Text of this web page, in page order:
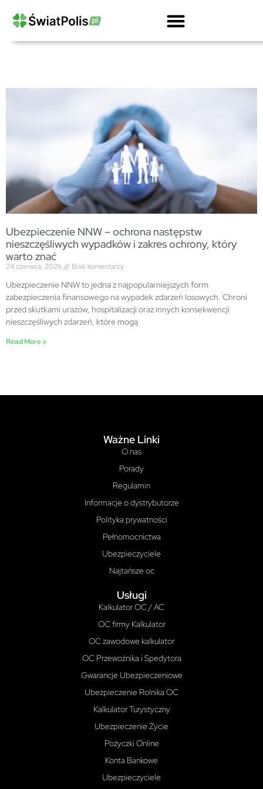
Ubezpieczenie NNW – ochrona następstw
nieszczęśliwych wypadków i zakres ochrony, który
warto znać
24 czerwca, 2026 Brak komentarzy
Ubezpieczenie NNW to jedna z najpopularniejszych form
zabezpieczenia finansowego na wypadek zdarzeń losowych. Chroni
przed skutkami urazów, hospitalizacji oraz innych konsekwencji
nieszczęśliwych zdarzeń, które mogą
Read More »
Ważne Linki
O nas
Porady
Regulamin
Informacje o dystrybutorze
Polityka prywatności
Pełnomocnictwa
Ubezpieczyciele
Najtańsze oc
Usługi
Kalkulator OC / AC
OC firmy Kalkulator
OC zawodowe kalkulator
OC Przewoźnika i Spedytora
Gwarancje Ubezpieczeniowe
Ubezpieczenie Rolnika OC
Kalkulator Turystyczny
Ubezpieczenie Życie
Pożyczki Online
Konta Bankowe
Ubezpieczyciele